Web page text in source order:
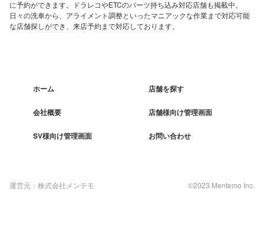
に予約ができます。ドラレコやETCのパーツ持ち込み対応店舗も掲載中。
日々の洗車から、アライメント調整といったマニアックな作業まで対応可能
な店舗探しができ、来店予約まで対応しております。
ホーム 店舗を探す
会社概要 店舗様向け管理画面
SV様向け管理画面 お問い合わせ
運営元：株式会社メンテモ ©2023 Mentemo Inc.